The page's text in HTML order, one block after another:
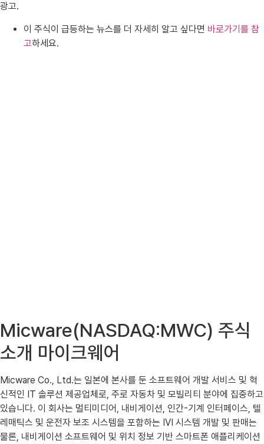
광고.
이 주식이 급등하는 뉴스를 더 자세히 알고 싶다면 바로가기를 참
고하세요.
Micware(NASDAQ:MWC) 주식
소개 마이크웨어
Micware Co., Ltd.는 일본에 본사를 둔 소프트웨어 개발 서비스 및 혁
신적인 IT 솔루션 제공업체로, 주로 자동차 및 모빌리티 분야에 집중하고
있습니다. 이 회사는 멀티미디어, 내비게이션, 인간-기계 인터페이스, 텔
레매틱스 및 운전자 보조 시스템을 포함하는 IVI 시스템 개발 및 판매는
물론, 내비게이션 소프트웨어 및 위치 정보 기반 스마트폰 애플리케이션